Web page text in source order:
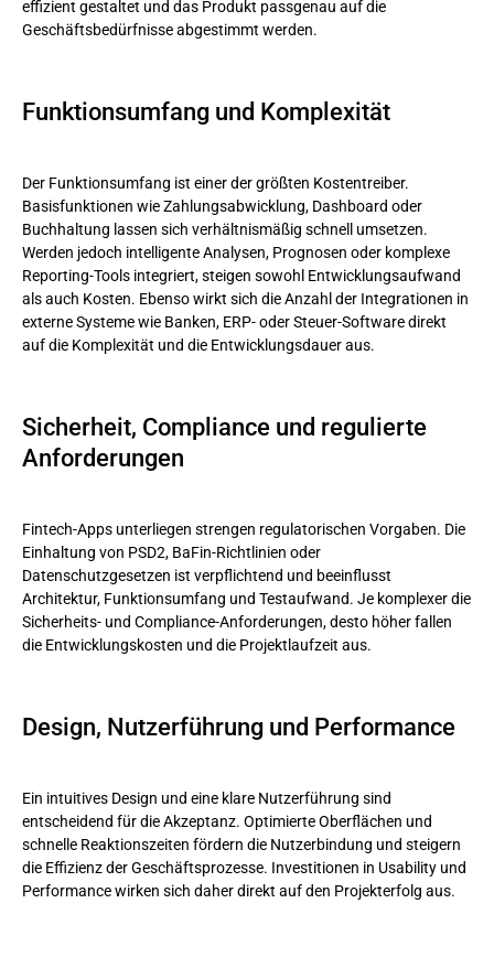
effizient gestaltet und das Produkt passgenau auf die
Geschäftsbedürfnisse abgestimmt werden.
Funktionsumfang und Komplexität
Der Funktionsumfang ist einer der größten Kostentreiber.
Basisfunktionen wie Zahlungsabwicklung, Dashboard oder
Buchhaltung lassen sich verhältnismäßig schnell umsetzen.
Werden jedoch intelligente Analysen, Prognosen oder komplexe
Reporting-Tools integriert, steigen sowohl Entwicklungsaufwand
als auch Kosten. Ebenso wirkt sich die Anzahl der Integrationen in
externe Systeme wie Banken, ERP- oder Steuer-Software direkt
auf die Komplexität und die Entwicklungsdauer aus.
Sicherheit, Compliance und regulierte
Anforderungen
Fintech-Apps unterliegen strengen regulatorischen Vorgaben. Die
Einhaltung von PSD2, BaFin-Richtlinien oder
Datenschutzgesetzen ist verpflichtend und beeinflusst
Architektur, Funktionsumfang und Testaufwand. Je komplexer die
Sicherheits- und Compliance-Anforderungen, desto höher fallen
die Entwicklungskosten und die Projektlaufzeit aus.
Design, Nutzerführung und Performance
Ein intuitives Design und eine klare Nutzerführung sind
entscheidend für die Akzeptanz. Optimierte Oberflächen und
schnelle Reaktionszeiten fördern die Nutzerbindung und steigern
die Effizienz der Geschäftsprozesse. Investitionen in Usability und
Performance wirken sich daher direkt auf den Projekterfolg aus.